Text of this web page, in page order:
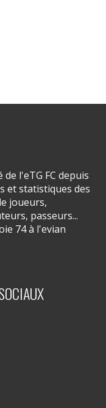
l'eTG FC depuis
et statistiques des
joueurs,
passeurs...
74 à l'evian